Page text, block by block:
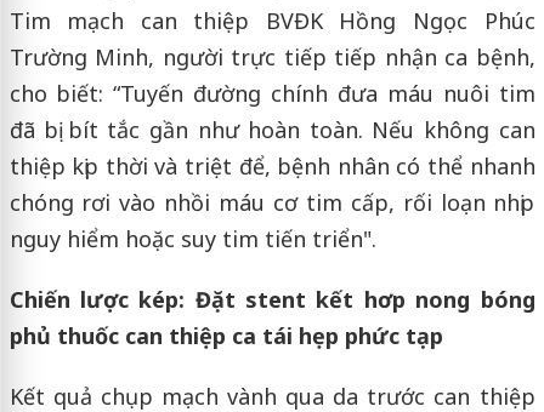
Tim mạch can thiệp BVĐK Hồng Ngọc Phúc
Trường Minh, người trực tiếp tiếp nhận ca bệnh,
cho biết: “Tuyến đường chính đưa máu nuôi tim
đã bị bít tắc gần như hoàn toàn. Nếu không can
thiệp kịp thời và triệt để, bệnh nhân có thể nhanh
chóng rơi vào nhồi máu cơ tim cấp, rối loạn nhịp
nguy hiểm hoặc suy tim tiến triển".
Chiến lược kép: Đặt stent kết hơp nong bóng
phủ thuốc can thiệp ca tái hẹp phức tạp
Kết quả chụp mạch vành qua da trước can thiệp